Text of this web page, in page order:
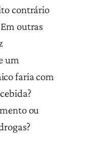
contrário
Em outras
um
faria com
ou